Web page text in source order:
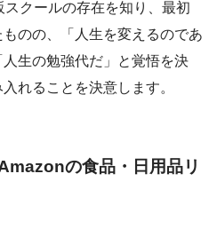
クールの存在を知り、最初
のの、「人生を変えるのであ
生の勉強代だ」と覚悟を決
れることを決意します。
の食品・日用品リ